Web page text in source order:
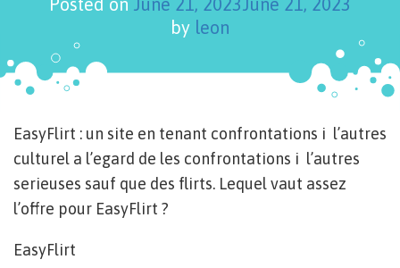
by leon
EasyFlirt : un site en tenant confrontations i l’autres
culturel a l’egard de les confrontations i l’autres
serieuses sauf que des flirts. Lequel vaut assez
l’offre pour EasyFlirt ?
EasyFlirt